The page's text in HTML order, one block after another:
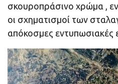
σκουροπράσινο χρώμα ,
οι σχηματισμοί των
απόκοσμες εντυπωσιακές